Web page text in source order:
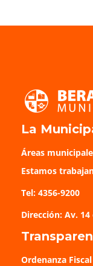
La
Áreas
Estamos
Tel: 4356-9200
Dirección: Av. 14
Ordenanza